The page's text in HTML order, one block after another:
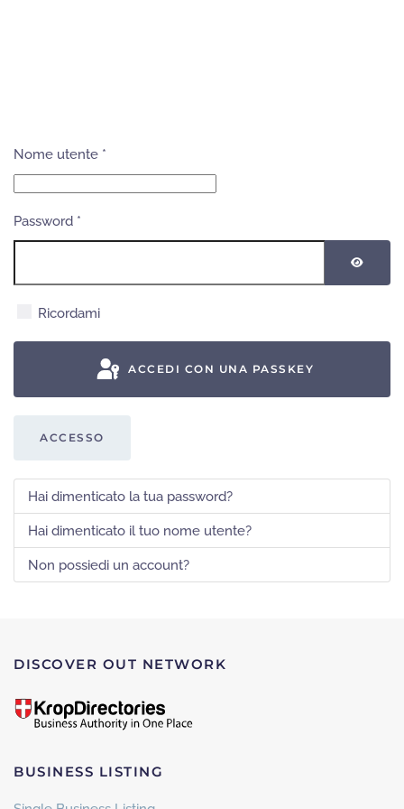
Nome utente *
Password *
Ricordami
ACCEDI CON UNA PASSKEY
ACCESSO
Hai dimenticato la tua password?
Hai dimenticato il tuo nome utente?
Non possiedi un account?
DISCOVER OUT NETWORK
BUSINESS LISTING